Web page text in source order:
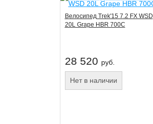
Велосипед Trek'15 7.2 FX WSD
20L Grape HBR 700C
28 520 руб.
Нет в наличии